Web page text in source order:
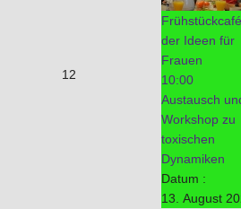
12
Frühstückcafé
der Ideen für
Frauen
10:00
Austausch
Workshop zu
toxischen
Dynamiken
Datum :
13. August